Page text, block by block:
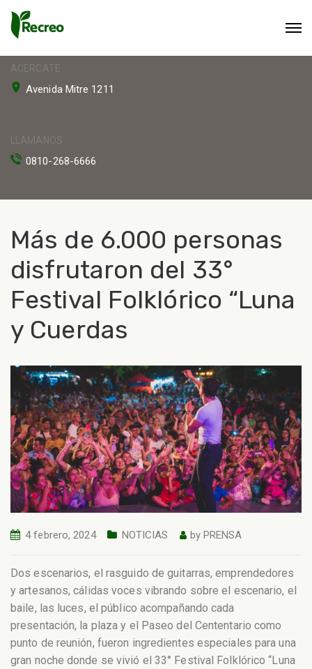
ACERCATE
Avenida Mitre 1211
LLAMANOS
0810-268-6666
Más de 6.000 personas
disfrutaron del 33°
Festival Folklórico “Luna
y Cuerdas
4 febrero, 2024 NOTICIAS by PRENSA
Dos escenarios, el rasguido de guitarras, emprendedores
y artesanos, cálidas voces vibrando sobre el escenario, el
baile, las luces, el público acompañando cada
presentación, la plaza y el Paseo del Cententario como
punto de reunión, fueron ingredientes especiales para una
gran noche donde se vivió el 33° Festival Folklórico “Luna